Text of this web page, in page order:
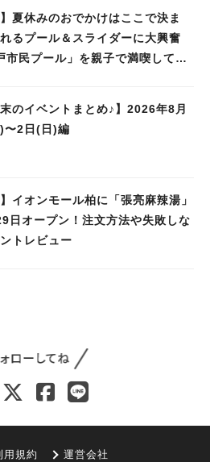
】夏休みのおでかけはここで決ま
るプール＆スライダーに大興奮
市民プール」を親子で満喫してき
末のイベントまとめ♪】2026年8月
〜2日(日)編
】イオンモール柏に「張亮麻辣湯」
日オープン！注文方法や失敗しな
トレビュー
用規約 運営会社